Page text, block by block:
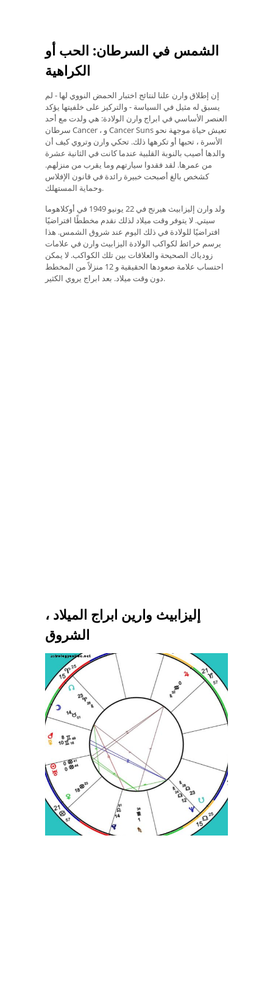
الشمس في السرطان: الحب أو
الكراهية
إن إطلاق وارن علنا ​​لنتائج اختبار الحمض النووي لها - لم
يسبق له مثيل في السياسة - والتركيز على خلفيتها يؤكد
العنصر الأساسي في ابراج وارن الولادة: هي ولدت مع أحد
سرطان Cancer ، و Cancer Suns تعيش حياة موجهة نحو
الأسرة ، تحبها أو تكرهها ذلك. تحكي وارن وتروي كيف أن
والدها أصيب بالنوبة القلبية عندما كانت في الثانية عشرة
من عمرها. لقد فقدوا سيارتهم وما يقرب من منزلهم.
كشخص بالغ أصبحت خبيرة رائدة في قانون الإفلاس
وحماية المستهلك.
ولد وارن إليزابيث هيرنج في 22 يونيو 1949 في أوكلاهوما
سيتي. لا يتوفر وقت ميلاد لذلك نقدم مخططًا افتراضيًا
افتراضيًا للولادة في ذلك اليوم عند شروق الشمس. هذا
يرسم خرائط لكواكب الولادة اليزابيث وارن في علامات
زودياك الصحيحة والعلاقات بين تلك الكواكب. لا يمكن
احتساب علامة صعودها الحقيقية و 12 منزلاً من المخطط
دون وقت ميلاد. بعد ابراج يروي الكثير.
إليزابيث وارين ابراج الميلاد ،
الشروق